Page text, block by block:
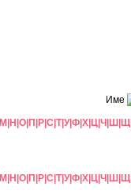
Име
М Н О П Р С Т|У|Ф Х Ц Ч Ш Щ
М Н О П Р С Т|У|Ф Х Ц Ч Ш Щ